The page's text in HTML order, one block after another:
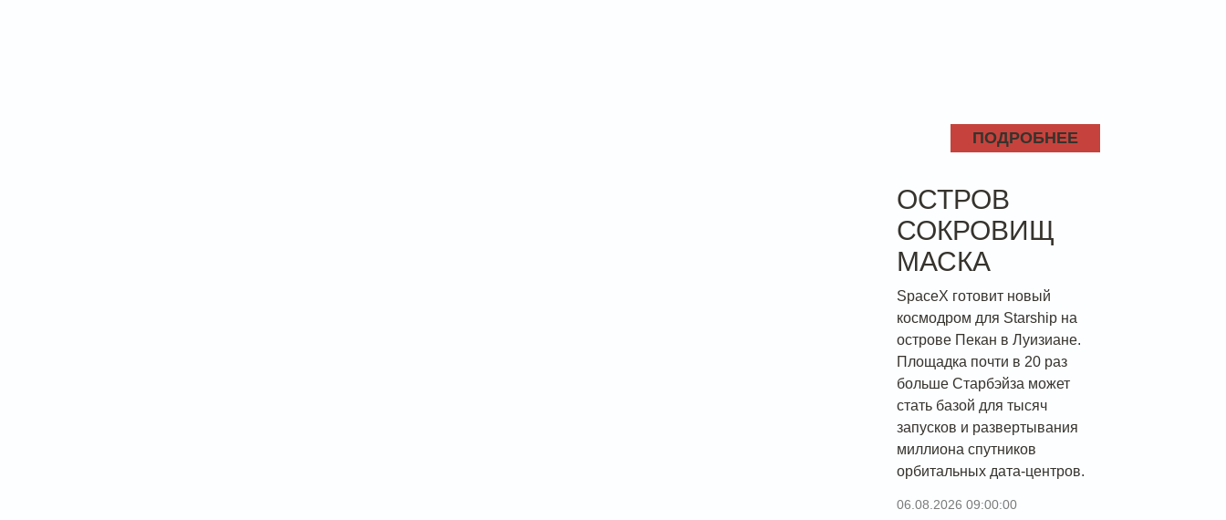
ПОДРОБНЕЕ
ОСТРОВ
СОКРОВИЩ
МАСКА
SpaceX готовит новый
космодром для Starship на
острове Пекан в Луизиане.
Площадка почти в 20 раз
больше Старбэйза может
стать базой для тысяч
запусков и развертывания
миллиона спутников
орбитальных дата-центров.
06.08.2026 09:00:00